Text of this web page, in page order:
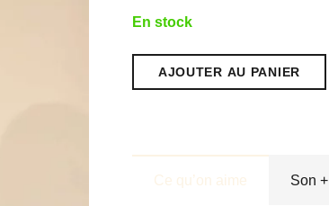
En stock
quantité
Léopard
Beige
AJOUTER AU PANIER
Ce qu’on aime Son +